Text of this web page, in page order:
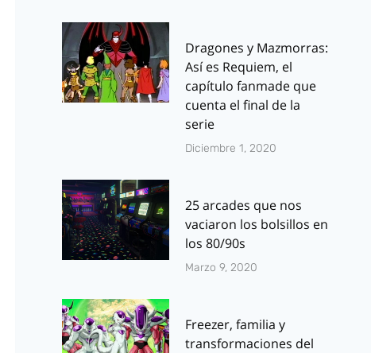
Dragones y Mazmorras:
Así es Requiem, el
capítulo fanmade que
cuenta el final de la
serie
Diciembre 1, 2020
25 arcades que nos
vaciaron los bolsillos en
los 80/90s
Marzo 9, 2020
Freezer, familia y
transformaciones del